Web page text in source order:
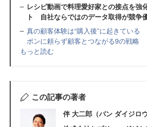
レシピ動画で料理愛好家との接点を強
ト 自社ならではのデータ取得が競争
真の顧客体験は“購入後”に起きている
ポンに頼らず顧客とつながる9の戦略
もっと読む
この記事の著者
伴 大二郎（バン ダイジロウ